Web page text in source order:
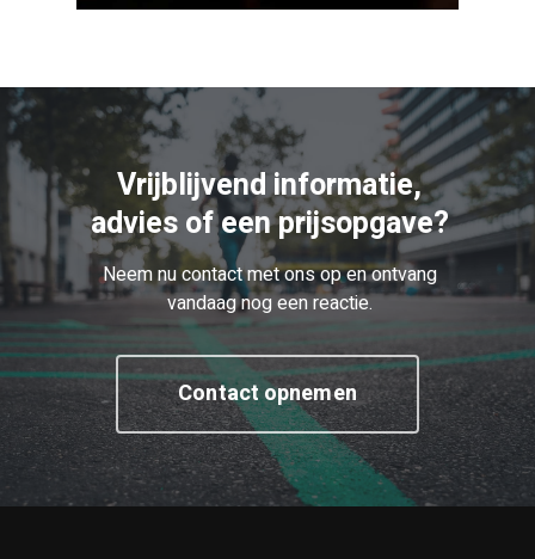
Vrijblijvend informatie,
advies of een prijsopgave?
Neem nu contact met ons op en ontvang
vandaag nog een reactie.
Contact opnemen